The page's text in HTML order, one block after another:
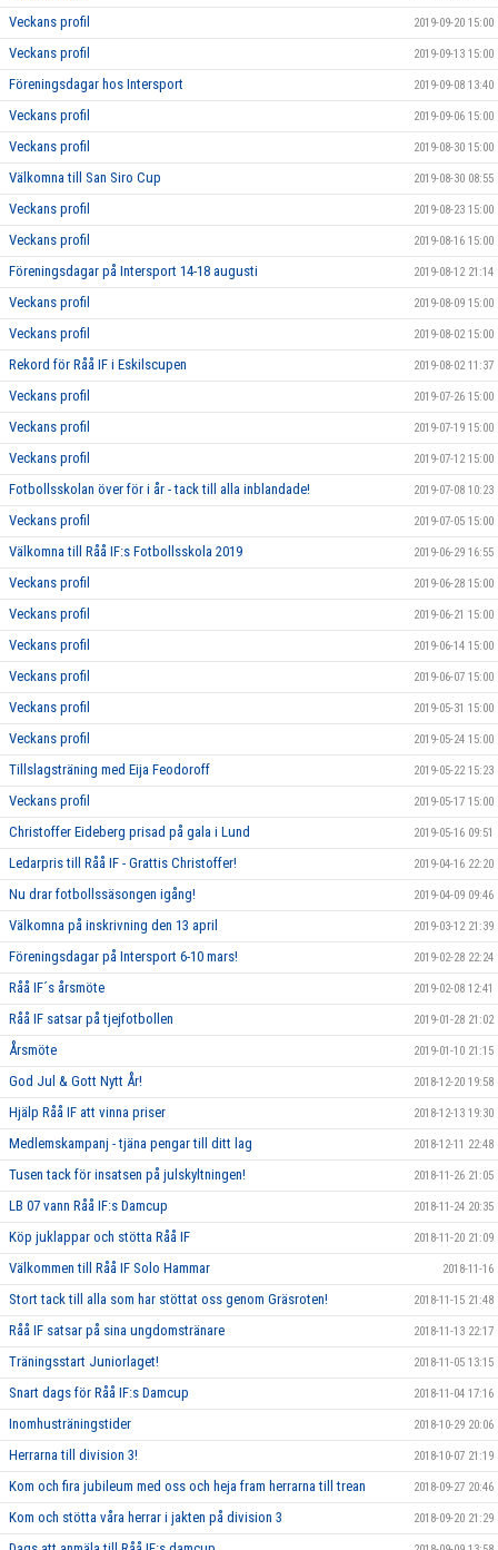
Veckans profil 2019-09-20 15:00
Veckans profil 2019-09-13 15:00
Föreningsdagar hos Intersport 2019-09-08 13:40
Veckans profil 2019-09-06 15:00
Veckans profil 2019-08-30 15:00
Välkomna till San Siro Cup 2019-08-30 08:55
Veckans profil 2019-08-23 15:00
Veckans profil 2019-08-16 15:00
Föreningsdagar på Intersport 14-18 augusti 2019-08-12 21:14
Veckans profil 2019-08-09 15:00
Veckans profil 2019-08-02 15:00
Rekord för Råå IF i Eskilscupen 2019-08-02 11:37
Veckans profil 2019-07-26 15:00
Veckans profil 2019-07-19 15:00
Veckans profil 2019-07-12 15:00
Fotbollsskolan över för i år - tack till alla inblandade! 2019-07-08 10:23
Veckans profil 2019-07-05 15:00
Välkomna till Råå IF:s Fotbollsskola 2019 2019-06-29 16:55
Veckans profil 2019-06-28 15:00
Veckans profil 2019-06-21 15:00
Veckans profil 2019-06-14 15:00
Veckans profil 2019-06-07 15:00
Veckans profil 2019-05-31 15:00
Veckans profil 2019-05-24 15:00
Tillslagsträning med Eija Feodoroff 2019-05-22 15:23
Veckans profil 2019-05-17 15:00
Christoffer Eideberg prisad på gala i Lund 2019-05-16 09:51
Ledarpris till Råå IF - Grattis Christoffer! 2019-04-16 22:20
Nu drar fotbollssäsongen igång! 2019-04-09 09:46
Välkomna på inskrivning den 13 april 2019-03-12 21:39
Föreningsdagar på Intersport 6-10 mars! 2019-02-28 22:24
Råå IF´s årsmöte 2019-02-08 12:41
Råå IF satsar på tjejfotbollen 2019-01-28 21:02
Årsmöte 2019-01-10 21:15
God Jul & Gott Nytt År! 2018-12-20 19:58
Hjälp Råå IF att vinna priser 2018-12-13 19:30
Medlemskampanj - tjäna pengar till ditt lag 2018-12-11 22:48
Tusen tack för insatsen på julskyltningen! 2018-11-26 21:05
LB 07 vann Råå IF:s Damcup 2018-11-24 20:35
Köp juklappar och stötta Råå IF 2018-11-20 21:09
Välkommen till Råå IF Solo Hammar 2018-11-16
Stort tack till alla som har stöttat oss genom Gräsroten! 2018-11-15 21:48
Råå IF satsar på sina ungdomstränare 2018-11-13 22:17
Träningsstart Juniorlaget! 2018-11-05 13:15
Snart dags för Råå IF:s Damcup 2018-11-04 17:16
Inomhusträningstider 2018-10-29 20:06
Herrarna till division 3! 2018-10-07 21:19
Kom och fira jubileum med oss och heja fram herrarna till trean 2018-09-27 20:46
Kom och stötta våra herrar i jakten på division 3 2018-09-20 21:29